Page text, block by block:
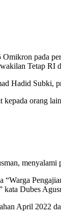
pada
Tetap RI
Hadid
orang
menyalami
kata Dubes
April 2022